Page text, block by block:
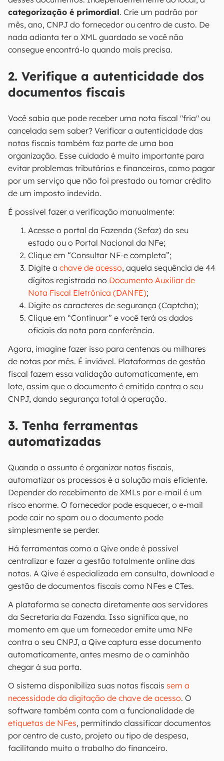
categorização é primordial. Crie um padrão por
mês, ano, CNPJ do fornecedor ou centro de custo. De
nada adianta ter o XML guardado se você não
consegue encontrá-lo quando mais precisa.
2. Verifique a autenticidade dos
documentos fiscais
Você sabia que pode receber uma nota fiscal "fria" ou
cancelada sem saber? Verificar a autenticidade das
notas fiscais também faz parte de uma boa
organização. Esse cuidado é muito importante para
evitar problemas tributários e financeiros, como pagar
por um serviço que não foi prestado ou tomar crédito
de um imposto indevido.
É possível fazer a verificação manualmente:
Acesse o portal da Fazenda (Sefaz) do seu
estado ou o Portal Nacional da NFe;
Clique em “Consultar NF-e completa”;
Digite a chave de acesso, aquela sequência de 44
dígitos registrada no Documento Auxiliar de
Nota Fiscal Eletrônica (DANFE);
Digite os caracteres de segurança (Captcha);
Clique em “Continuar” e você terá os dados
oficiais da nota para conferência.
Agora, imagine fazer isso para centenas ou milhares
de notas por mês. É inviável. Plataformas de gestão
fiscal fazem essa validação automaticamente, em
lote, assim que o documento é emitido contra o seu
CNPJ, dando segurança total à operação.
3. Tenha ferramentas
automatizadas
Quando o assunto é organizar notas fiscais,
automatizar os processos é a solução mais eficiente.
Depender do recebimento de XMLs por e-mail é um
risco enorme. O fornecedor pode esquecer, o e-mail
pode cair no spam ou o documento pode
simplesmente se perder.
Há ferramentas como a Qive onde é possível
centralizar e fazer a gestão totalmente online das
notas. A Qive é especializada em consulta, download e
gestão de documentos fiscais como NFes e CTes.
A plataforma se conecta diretamente aos servidores
da Secretaria da Fazenda. Isso significa que, no
momento em que um fornecedor emite uma NFe
contra o seu CNPJ, a Qive captura esse documento
automaticamente, antes mesmo de o caminhão
chegar à sua porta.
O sistema disponibiliza suas notas fiscais sem a
necessidade da digitação de chave de acesso. O
software também conta com a funcionalidade de
etiquetas de NFes, permitindo classificar documentos
por centro de custo, projeto ou tipo de despesa,
facilitando muito o trabalho do financeiro.